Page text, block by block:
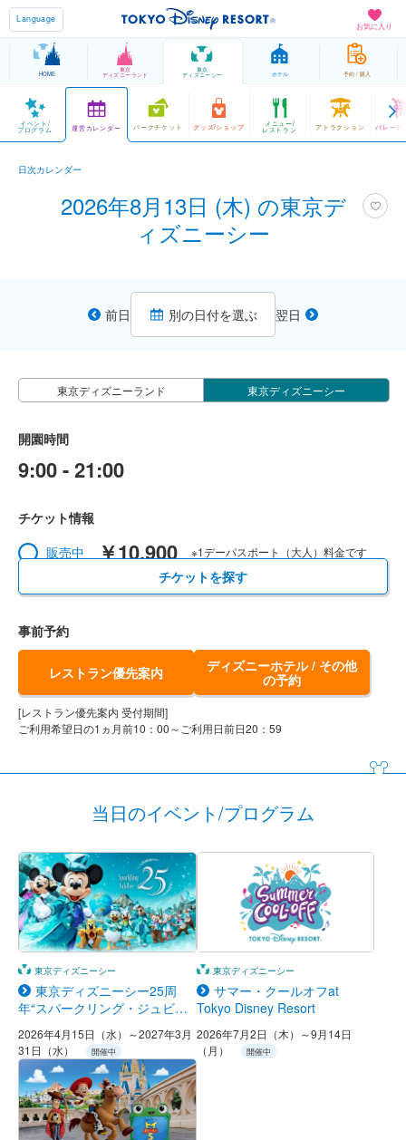
お気に入り
Language
HOME
東京
ディズニーランド
東京
ディズニーシー ホテル 予約 / 購入
イベント/
プログラム 運営カレンダー パークチケット グッズ/ショップ メニュー/
レストラン アトラクション パレード
日次カレンダー
2026年8月13日 (木) の東京デ
ィズニーシー
前日 別の日付を選ぶ 翌日
東京ディズニーランド 東京ディズニーシー
開園時間
9:00 - 21:00
チケット情報
販売中
￥10,900 ※1デーパスポート（大人）料金です
チケットを探す
事前予約
レストラン優先案内
ディズニーホテル / その他
の予約
[レストラン優先案内 受付期間]
ご利用希望日の1ヵ月前10：00～ご利用日前日20：59
当日のイベント/プログラム
東京ディズニーシー
東京ディズニーシー25周
年“スパークリング・ジュビリ
2026年4月15日（水）～2027年3月
31日（水）
開催中
東京ディズニーシー
サマー・クールオフat
Tokyo Disney Resort
2026年7月2日（木）～9月14日
（月）
開催中